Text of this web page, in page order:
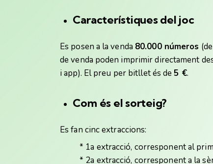
Característiques del joc
Es posen a la venda 80.000 números
de venda poden imprimir directament
i app). El preu per bitllet és de5 €.
Com és el sorteig?
Es fan cinc extraccions:
* 1a extracció, corresponent al
* 2a extracció, corresponent a la